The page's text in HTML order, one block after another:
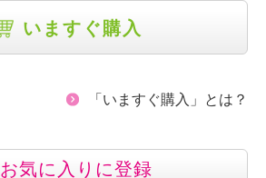
いますぐ購入
「いますぐ購入」とは？
お気に入りに登録